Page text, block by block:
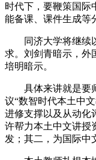
时代下，要鞭策国际
能备课、课件生成等
同济大学将继续以
求。刘剑青暗示，外
培明暗示。
具体来讲就是要师
议“数智时代本土中
进修支撑以及从动化
许帮力本土中文讲授
发；其二，为国际中